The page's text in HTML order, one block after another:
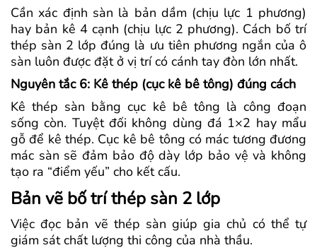
Cần xác định sàn là bản dầm (chịu lực 1 phương)
hay bản kê 4 cạnh (chịu lực 2 phương). Cách bố trí
thép sàn 2 lớp đúng là ưu tiên phương ngắn của ô
sàn luôn được đặt ở vị trí có cánh tay đòn lớn nhất.
Nguyên tắc 6: Kê thép (cục kê bê tông) đúng cách
Kê thép sàn bằng cục kê bê tông là công đoạn
sống còn. Tuyệt đối không dùng đá 1×2 hay mẩu
gỗ để kê thép. Cục kê bê tông có mác tương đương
mác sàn sẽ đảm bảo độ dày lớp bảo vệ và không
tạo ra “điểm yếu” cho kết cấu.
Bản vẽ bố trí thép sàn 2 lớp
Việc đọc bản vẽ thép sàn giúp gia chủ có thể tự
giám sát chất lượng thi công của nhà thầu.